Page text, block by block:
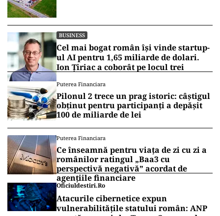
BUSINESS
Cel mai bogat român își vinde startup-
ul AI pentru 1,65 miliarde de dolari.
Ion Țiriac a coborât pe locul trei
Puterea Financiara
Pilonul 2 trece un prag istoric: câștigul
obținut pentru participanți a depășit
100 de miliarde de lei
Puterea Financiara
Ce înseamnă pentru viața de zi cu zi a
românilor ratingul „Baa3 cu
perspectivă negativă” acordat de
agențiile financiare
Oficiuldestiri.ro
Atacurile cibernetice expun
vulnerabilitățile statului român: ANP